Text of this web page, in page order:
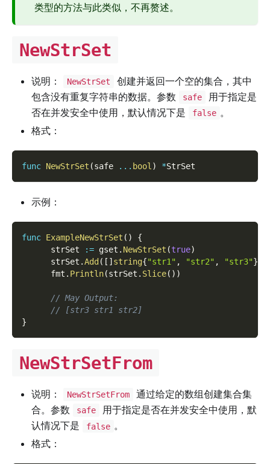
类型的方法与此类似，不再赘述。
NewStrSet
说明： NewStrSet
创建并返回一个空的集合，其中
包含没有重复字符串的数据。参数
safe
用于指定是
否在并发安全中使用，默认情况下是
false 。
格式：
func NewStrSet (safe ... bool ) *StrSet
示例：
func ExampleNewStrSet ( )
{
      strSet
:= gset . NewStrSet (true)
      strSet
.Add ( [ ] string{"str1" , "str2" , "str3"}
      fmt
. Println(strSet . Slice( ) )
// May Output:
// [str3 str1 str2]
}
NewStrSetFrom
说明： NewStrSetFrom
通过给定的数组创建集合集
合。参数
safe
用于指定是否在并发安全中使用，默
认情况下是
false 。
格式：